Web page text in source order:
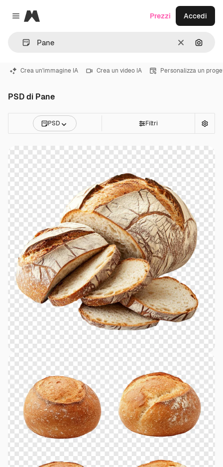
Close menu
Magnific
CancellaCerca
Prezzi Accedi
Crea un'immagine IA Crea un video IA Personalizza un
PSD di Pane
PSD Filtri